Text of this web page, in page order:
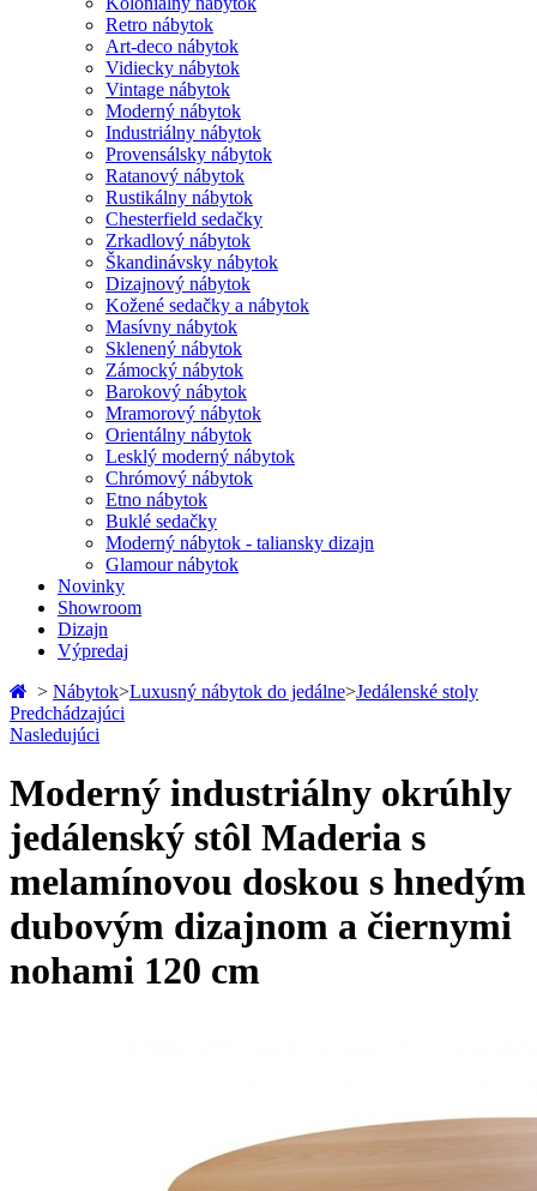
Retro nábytok
Art-deco nábytok
Vidiecky nábytok
Vintage nábytok
Moderný nábytok
Industriálny nábytok
Provensálsky nábytok
Ratanový nábytok
Rustikálny nábytok
Chesterfield sedačky
Zrkadlový nábytok
Škandinávsky nábytok
Dizajnový nábytok
Kožené sedačky a nábytok
Masívny nábytok
Sklenený nábytok
Zámocký nábytok
Barokový nábytok
Mramorový nábytok
Orientálny nábytok
Lesklý moderný nábytok
Chrómový nábytok
Etno nábytok
Buklé sedačky
Moderný nábytok - taliansky dizajn
Glamour nábytok
Novinky
Showroom
Dizajn
Výpredaj
> Nábytok>Luxusný nábytok do jedálne>Jedálenské stoly
Predchádzajúci
Nasledujúci
Moderný industriálny okrúhly
jedálenský stôl Maderia s
melamínovou doskou s hnedým
dubovým dizajnom a čiernymi
nohami 120 cm